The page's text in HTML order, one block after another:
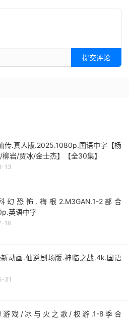
提交评论
传.真人版.2025.1080p.国语中字【杨
岩/贾冰/金士杰】【全30集】
13
幻恐怖.梅根2.M3GAN.1-2部合
英语中字
16
动画.仙逆剧场版.神临之战.4k.国语
31
游戏/冰与火之歌/权游.1-8季合